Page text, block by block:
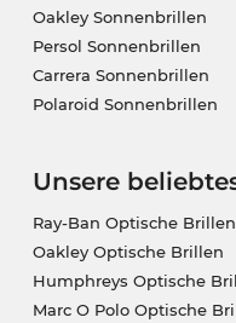
Oakley Sonnenbrillen
Persol Sonnenbrillen
Carrera Sonnenbrillen
Polaroid Sonnenbrillen
Unsere
Ray-Ban Optische Brillen
Oakley Optische Brillen
Humphreys Optische
Marc O Polo Optische